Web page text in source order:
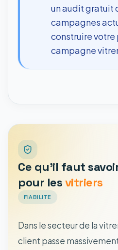
un audit gratuit
campagnes
construire votre
campagne
Ce qu'il faut
pour lesvitriers
FIABILITE
Dans le secteur de la
client passe